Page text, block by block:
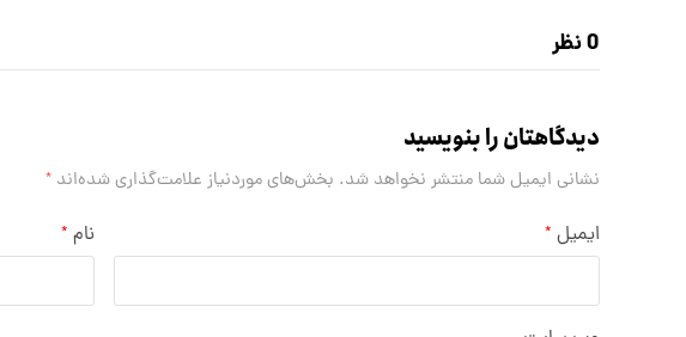
0 نظر
دیدگاهتان را بنویسید
نشانی ایمیل شما منتشر نخواهد شد. بخش‌های موردنیاز علامت‌گذاری شده‌اند *
نام * ایمیل *